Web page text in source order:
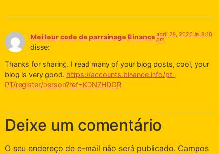
Meilleur code de parrainage Binance
disse:
abril 29, 2026 às 8:10
pm
Thanks for sharing. I read many of your blog posts, cool, your
blog is very good. https://accounts.binance.info/pt-
PT/register/person?ref=KDN7HDOR
Deixe um comentário
O seu endereço de e-mail não será publicado. Campos